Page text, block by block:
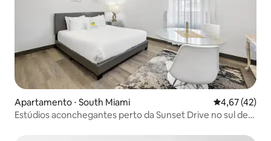
Apartamento ⋅ South Miami 4,67 de uma
4,67 (42)
Estúdios aconchegantes perto da Sunset Drive no sul de